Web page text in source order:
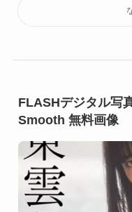
FLASHデジタル写
Smooth 無料画像